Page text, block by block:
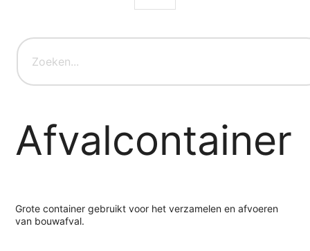
Afvalcontainer
Grote container gebruikt voor het verzamelen en afvoeren
van bouwafval.